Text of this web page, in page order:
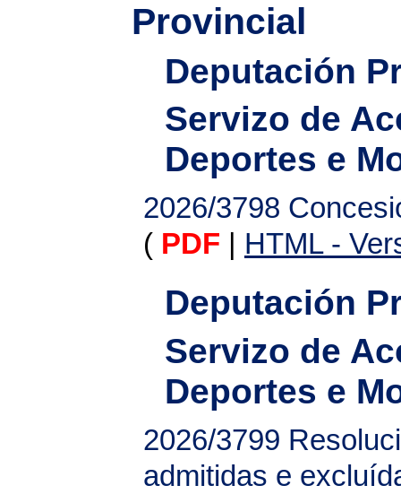
Provincial
Deputación
Servizo de
Deportes e
2026/3798
( PDF HTML -
Deputación
Servizo de
Deportes e
2026/3799
admitidas e